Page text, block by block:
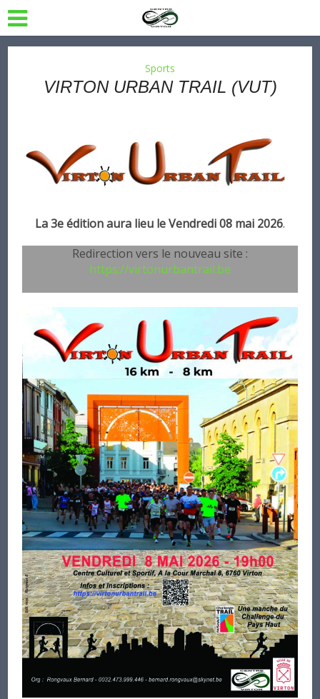
Sports
VIRTON URBAN TRAIL (VUT)
La 3e édition aura lieu le Vendredi 08 mai 2026.
Redirection vers le nouveau site :
https://virtonurbantrail.be